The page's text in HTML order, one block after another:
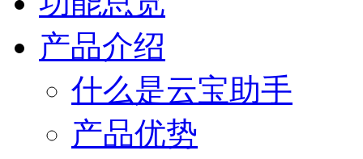
产品介绍
什么是云宝助手
产品优势